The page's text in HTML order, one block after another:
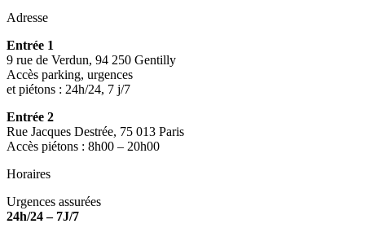
Adresse
Entrée 1
9 rue de Verdun, 94 250 Gentilly
Accès parking, urgences
et piétons : 24h/24, 7 j/7
Entrée 2
Rue Jacques Destrée, 75 013 Paris
Accès piétons : 8h00 – 20h00
Horaires
Urgences assurées
24h/24 – 7J/7